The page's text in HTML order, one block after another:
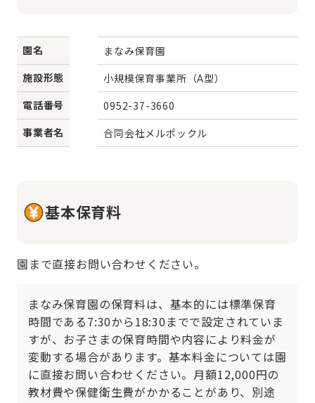
園名
まなみ保育園
施設形態
小規模保育事業所（A型）
電話番号
0952-37-3660
事業者名
合同会社メルポックル
基本保育料
園まで直接お問い合わせください。
まなみ保育園の保育料は、基本的には標準保育
時間である7:30から18:30までで設定されていま
すが、お子さまの保育時間や内容により料金が
変動する場合があります。基本料金については園
に直接お問い合わせください。月額12,000円の
教材費や保健衛生費がかかることがあり、別途